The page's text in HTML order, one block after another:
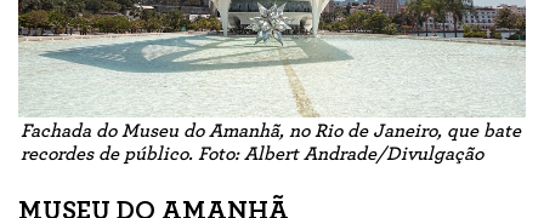
Fachada do Museu do Amanhã, no Rio de Janeiro, que bate
recordes de público. Foto: Albert Andrade/Divulgação
MUSEU DO AMANHÃ